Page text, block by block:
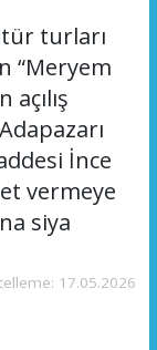
turları
“Meryem
İnce
vermeye
siya
17.05.2026